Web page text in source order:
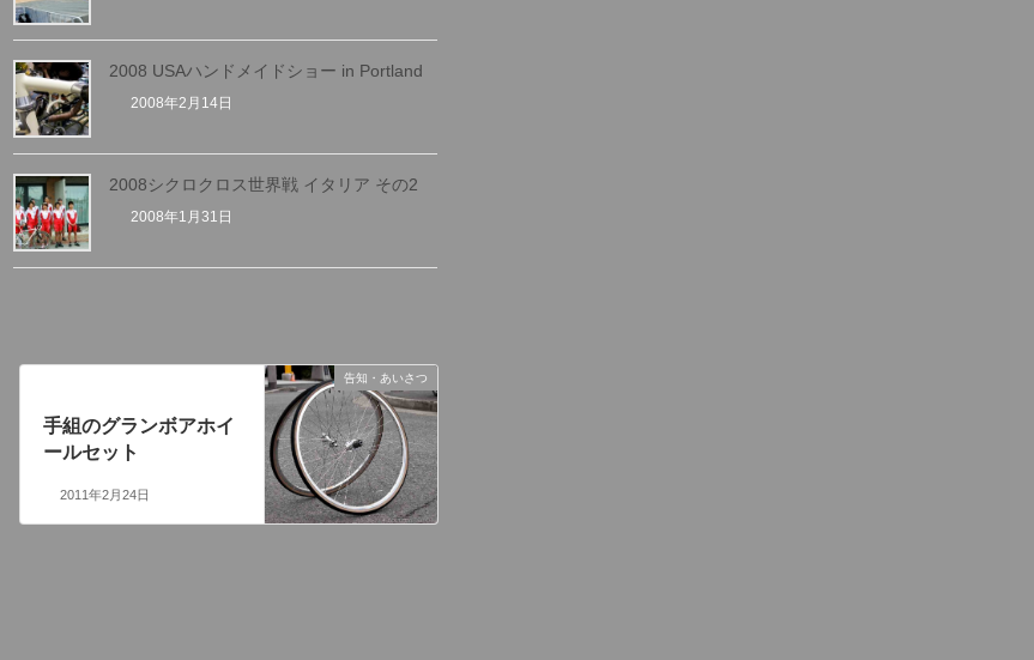
2008 USAハンドメイドショー in Portland
2008年2月14日
2008シクロクロス世界戦 イタリア その2
2008年1月31日
告知・あいさつ
手組のグランボアホイ
ールセット
2011年2月24日